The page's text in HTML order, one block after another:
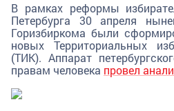
В рамках реформы
Петербурга 30 апреля
Горизбиркома были
новых Территориальных
(ТИК). Аппарат
правам человека провел